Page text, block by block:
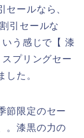
セールなら、
引セールな
う感じで【 漆
プリングセー
した。
節限定のセー
。漆黒の力の